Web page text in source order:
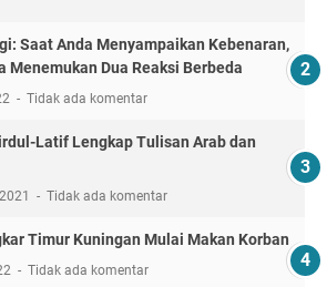
Saat Anda Menyampaikan Kebenaran,
Menemukan Dua Reaksi Berbeda
Tidak ada komentar
Latif Lengkap Tulisan Arab dan
Tidak ada komentar
Timur Kuningan Mulai Makan Korban
Tidak ada komentar